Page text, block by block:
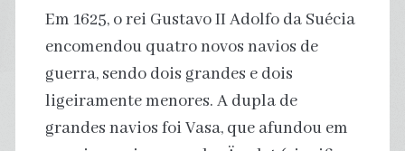
Em 1625, o rei Gustavo II Adolfo da Suécia
encomendou quatro novos navios de
guerra, sendo dois grandes e dois
ligeiramente menores. A dupla de
grandes navios foi Vasa, que afundou em